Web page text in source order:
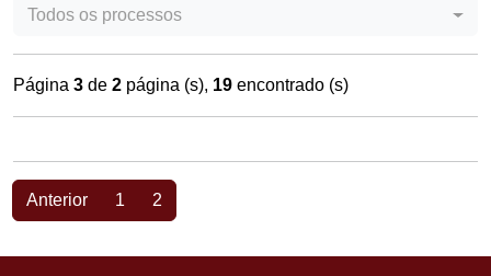
Todos os processos
Página 3 de 2 página (s), 19 encontrado (s)
Anterior 1 2